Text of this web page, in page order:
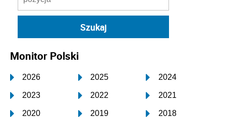
Monitor Polski
2026 2025 2024
2023 2022 2021
2020 2019 2018